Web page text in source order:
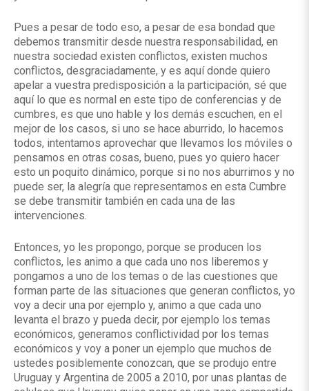
Pues a pesar de todo eso, a pesar de esa bondad que
debemos transmitir desde nuestra responsabilidad, en
nuestra sociedad existen conflictos, existen muchos
conflictos, desgraciadamente, y es aquí donde quiero
apelar a vuestra predisposición a la participación, sé que
aquí lo que es normal en este tipo de conferencias y de
cumbres, es que uno hable y los demás escuchen, en el
mejor de los casos, si uno se hace aburrido, lo hacemos
todos, intentamos aprovechar que llevamos los móviles o
pensamos en otras cosas, bueno, pues yo quiero hacer
esto un poquito dinámico, porque si no nos aburrimos y no
puede ser, la alegría que representamos en esta Cumbre
se debe transmitir también en cada una de las
intervenciones.
Entonces, yo les propongo, porque se producen los
conflictos, les animo a que cada uno nos liberemos y
pongamos a uno de los temas o de las cuestiones que
forman parte de las situaciones que generan conflictos, yo
voy a decir una por ejemplo y, animo a que cada uno
levanta el brazo y pueda decir, por ejemplo los temas
económicos, generamos conflictividad por los temas
económicos y voy a poner un ejemplo que muchos de
ustedes posiblemente conozcan, que se produjo entre
Uruguay y Argentina de 2005 a 2010, por unas plantas de